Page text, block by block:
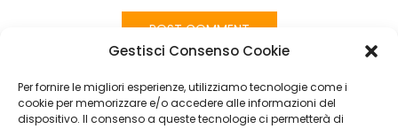
Gestisci Consenso Cookie
Per fornire le migliori esperienze, utilizziamo tecnologie come i
cookie per memorizzare e/o accedere alle informazioni del
dispositivo. Il consenso a queste tecnologie ci permetterà di
Volante Fiat Sedici Originale in Pelle Nero con
CATEGORIES